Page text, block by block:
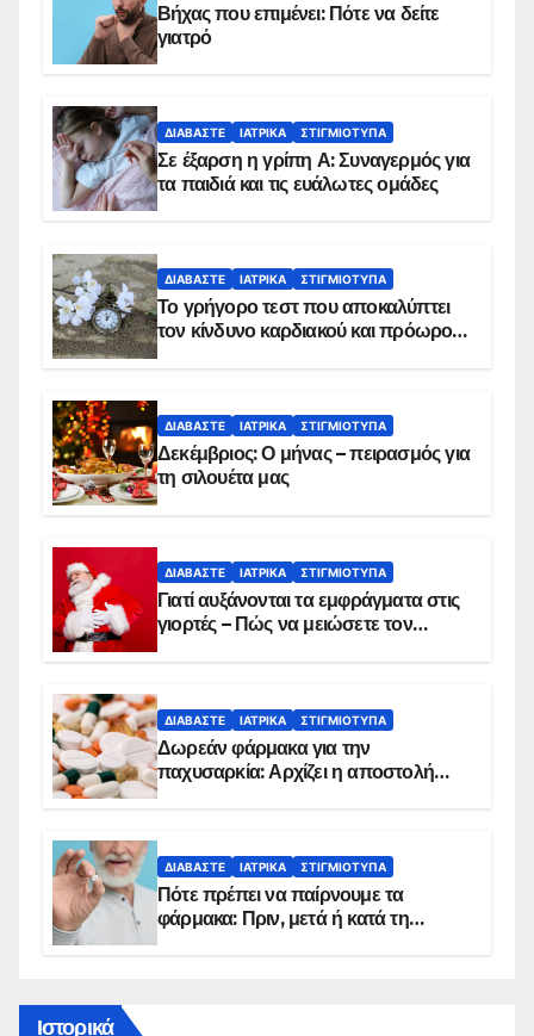
Βήχας που επιμένει: Πότε να δείτε
γιατρό
ΔΙΑΒΆΣΤΕ ΙΑΤΡΙΚΆ ΣΤΙΓΜΙΌΤΥΠΑ
Σε έξαρση η γρίπη Α: Συναγερμός για
τα παιδιά και τις ευάλωτες ομάδες
ΔΙΑΒΆΣΤΕ ΙΑΤΡΙΚΆ ΣΤΙΓΜΙΌΤΥΠΑ
Το γρήγορο τεστ που αποκαλύπτει
τον κίνδυνο καρδιακού και πρόωρου
ΔΙΑΒΆΣΤΕ ΙΑΤΡΙΚΆ ΣΤΙΓΜΙΌΤΥΠΑ
Δεκέμβριος: Ο μήνας – πειρασμός για
τη σιλουέτα μας
ΔΙΑΒΆΣΤΕ ΙΑΤΡΙΚΆ ΣΤΙΓΜΙΌΤΥΠΑ
Γιατί αυξάνονται τα εμφράγματα στις
γιορτές – Πώς να μειώσετε τον
ΔΙΑΒΆΣΤΕ ΙΑΤΡΙΚΆ ΣΤΙΓΜΙΌΤΥΠΑ
Δωρεάν φάρμακα για την
παχυσαρκία: Αρχίζει η αποστολή
ΔΙΑΒΆΣΤΕ ΙΑΤΡΙΚΆ ΣΤΙΓΜΙΌΤΥΠΑ
Πότε πρέπει να παίρνουμε τα
φάρμακα: Πριν, μετά ή κατά τη
Ιστορικά